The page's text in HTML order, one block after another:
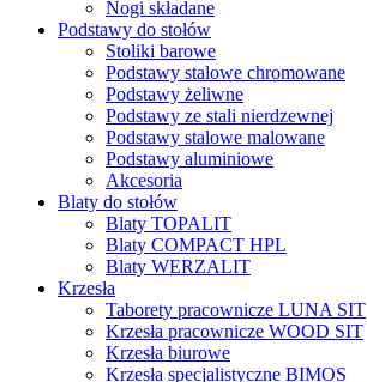
Nogi składane
Podstawy do stołów
Stoliki barowe
Podstawy stalowe chromowane
Podstawy żeliwne
Podstawy ze stali nierdzewnej
Podstawy stalowe malowane
Podstawy aluminiowe
Akcesoria
Blaty do stołów
Blaty TOPALIT
Blaty COMPACT HPL
Blaty WERZALIT
Krzesła
Taborety pracownicze LUNA SIT
Krzesła pracownicze WOOD SIT
Krzesła biurowe
Krzesła specjalistyczne BIMOS